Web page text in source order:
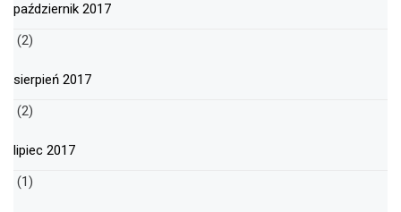
październik 2017
(2)
sierpień 2017
(2)
lipiec 2017
(1)